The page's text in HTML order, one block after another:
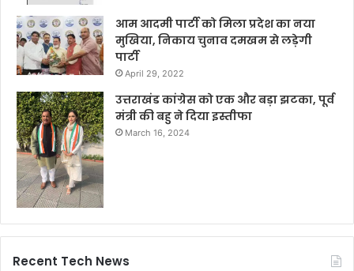
आम आदमी पार्टी को मिला प्रदेश का नया
मुखिया, निकाय चुनाव दमखम से लड़ेगी
पार्टी
April 29, 2022
उत्तराखंड कांग्रेस को एक और बड़ा झटका, पूर्व
मंत्री की बहु ने दिया इस्तीफा
March 16, 2024
Recent Tech News